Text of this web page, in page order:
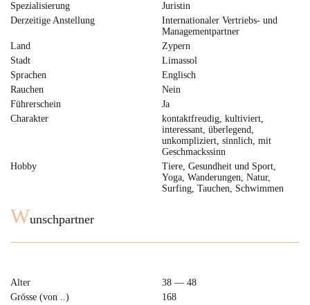
Spezialisierung
Juristin
Derzeitige Anstellung
Internationaler Vertriebs- und
Managementpartner
Land
Zypern
Stadt
Limassol
Sprachen
Englisch
Rauchen
Nein
Führerschein
Ja
Charakter
kontaktfreudig, kultiviert,
interessant, überlegend,
unkompliziert, sinnlich, mit
Geschmackssinn
Hobby
Tiere, Gesundheit und Sport,
Yoga, Wanderungen, Natur,
Surfing, Tauchen, Schwimmen
Wunschpartner
Alter
38 — 48
Grösse (von ..)
168